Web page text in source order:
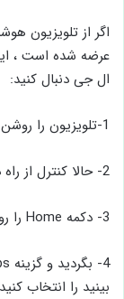
عرضه شده است ،
ال ‌جی دنبال کنید:
1-تلویزیون را روشن کرده و آن را به اینترنت وصل کنید.
2- حالا کنترل از راه دور تلویزیون را بردارید.
3- دکمه Home را روی کنترل تلویزیون فشار بدهید.
بینید را انتخاب